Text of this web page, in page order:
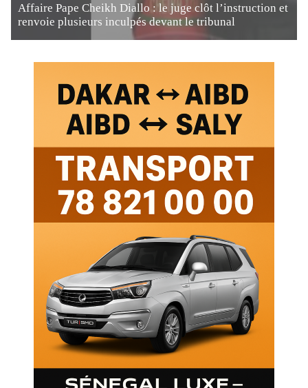
Affaire Pape Cheikh Diallo : le juge clôt l’instruction et
renvoie plusieurs inculpés devant le tribunal